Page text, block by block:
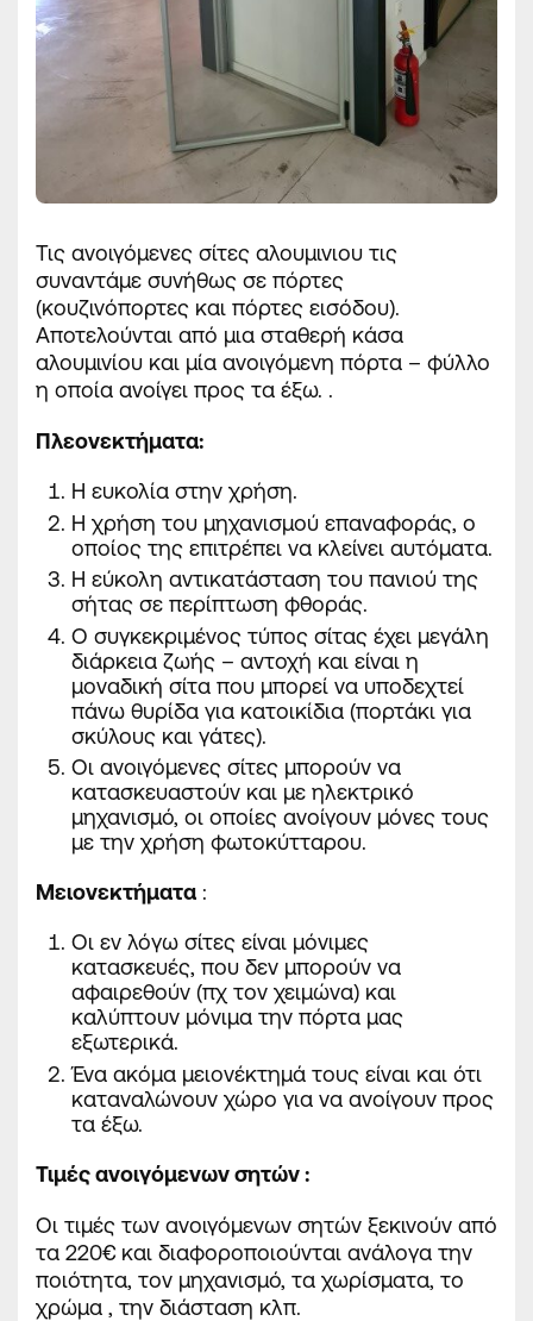
Τις ανοιγόμενες σίτες αλουμινιου τις
συναντάμε συνήθως σε πόρτες
(κουζινόπορτες και πόρτες εισόδου).
Αποτελούνται από μια σταθερή κάσα
αλουμινίου και μία ανοιγόμενη πόρτα – φύλλο
η οποία ανοίγει προς τα έξω. .
Πλεονεκτήματα:
Η ευκολία στην χρήση.
Η χρήση του μηχανισμού επαναφοράς, ο
οποίος της επιτρέπει να κλείνει αυτόματα.
Η εύκολη αντικατάσταση του πανιού της
σήτας σε περίπτωση φθοράς.
Ο συγκεκριμένος τύπος σίτας έχει μεγάλη
διάρκεια ζωής – αντοχή και είναι η
μοναδική σίτα που μπορεί να υποδεχτεί
πάνω θυρίδα για κατοικίδια (πορτάκι για
σκύλους και γάτες).
Οι ανοιγόμενες σίτες μπορούν να
κατασκευαστούν και με ηλεκτρικό
μηχανισμό, οι οποίες ανοίγουν μόνες τους
με την χρήση φωτοκύτταρου.
Μειονεκτήματα :
Οι εν λόγω σίτες είναι μόνιμες
κατασκευές, που δεν μπορούν να
αφαιρεθούν (πχ τον χειμώνα) και
καλύπτουν μόνιμα την πόρτα μας
εξωτερικά.
Ένα ακόμα μειονέκτημά τους είναι και ότι
καταναλώνουν χώρο για να ανοίγουν προς
τα έξω.
Τιμές ανοιγόμενων σητών :
Οι τιμές των ανοιγόμενων σητών ξεκινούν από
τα 220€ και διαφοροποιούνται ανάλογα την
ποιότητα, τον μηχανισμό, τα χωρίσματα, το
χρώμα , την διάσταση κλπ.